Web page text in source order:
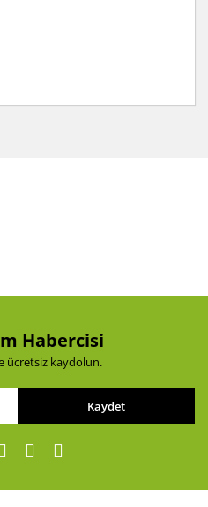
daha pahalı.
Habercisi
ücretsiz kaydolun.
Kaydet